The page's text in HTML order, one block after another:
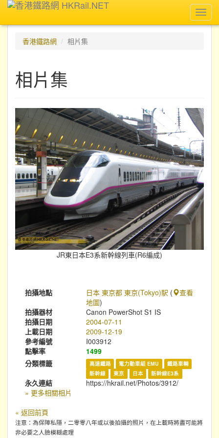
香港鐵路網
相片集
相片集
JR東日本E3系新幹線列車(R6編成)
拍攝地點 日本 東京都 東京(Tokyo)駅 (
查看
地圖)
拍攝器材
Canon PowerShot S1 IS
拍攝日期
2004-07-11
上載日期
2009-12-19
參考編號
I003912
點擊率
1499
分類標籤
高速鐵路 電力動車組 EMU
鐵路車輛
新幹線
東京 日本 新幹線E3系
永久連結
https://hkrail.net/Photos/3912/
» 更多相關相片
« 返回前頁
注意：為保障私隱，二零零八年或以後拍攝的照片，在上載時將盡可能將
非必要之人臉模糊處理